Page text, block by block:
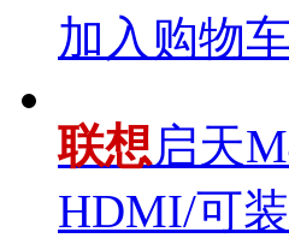
加入购物
联想启天
HDMI/可